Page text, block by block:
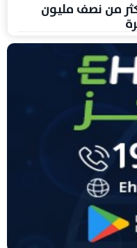
من نصف مليون